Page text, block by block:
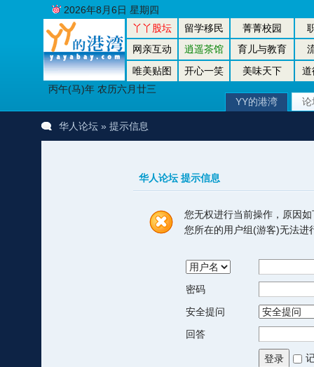
丫丫股坛 留学移民 菁菁校园
网亲互动
逍遥茶馆 育儿与教育
唯美贴图
开心一笑 美味天下
道
丙午(马)年 农历六月廿三
2026年8月6日 星期四
YY的港湾 论
华人论坛» 提示信息
华人论坛 提示信息
您无权进行当前操作，原因如
您所在的用户组(游客)无法进
密码
安全提问
回答
登录